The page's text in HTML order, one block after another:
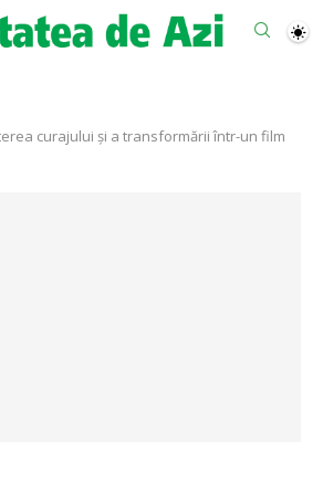
curajului și a transformării într-un film